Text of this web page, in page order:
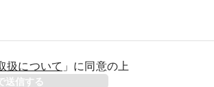
扱について 」 に同意の上
送信する